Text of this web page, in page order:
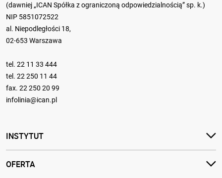
(dawniej „ICAN Spółka z ograniczoną odpowiedzialnością” sp. k.)
NIP 5851072522
al. Niepodległości 18,
02-653 Warszawa
tel. 22 11 33 444
tel. 22 250 11 44
fax. 22 250 20 99
infolinia@ican.pl
INSTYTUT
OFERTA